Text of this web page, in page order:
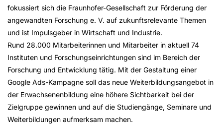
fokussiert sich die Fraunhofer-Gesellschaft zur Förderung der
angewandten Forschung e. V. auf zukunftsrelevante Themen
und ist Impulsgeber in Wirtschaft und Industrie.
Rund 28.000 Mitarbeiterinnen und Mitarbeiter in aktuell 74
Instituten und Forschungseinrichtungen sind im Bereich der
Forschung und Entwicklung tätig. Mit der Gestaltung einer
Google Ads-Kampagne soll das neue Weiterbildungsangebot in
der Erwachsenenbildung eine höhere Sichtbarkeit bei der
Zielgruppe gewinnen und auf die Studiengänge, Seminare und
Weiterbildungen aufmerksam machen.